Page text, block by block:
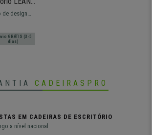
em
de design
e
estrutura
GRÁTIS (3-5
dias)
CADEIRASPRO
EM CADEIRAS DE ESCRITÓRIO
a nível nacional